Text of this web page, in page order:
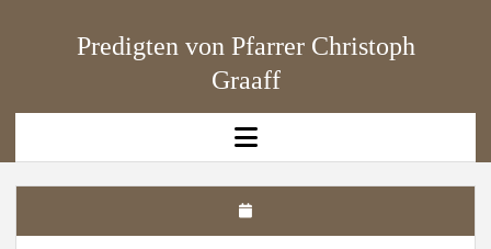
Predigten von Pfarrer Christoph
Graaff
open
menu